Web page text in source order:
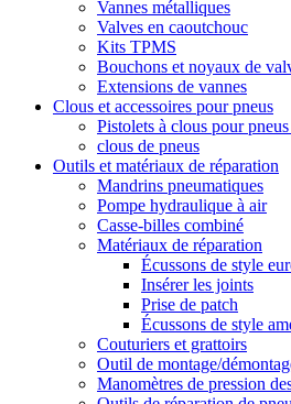
Vannes métalliques
Valves en caoutchouc
Kits TPMS
Bouchons et noyaux de
Extensions de vannes
Clous et accessoires pour pneus
Pistolets à clous pour
clous de pneus
Outils et matériaux de réparation
Mandrins pneumatiques
Pompe hydraulique à air
Casse-billes combiné
Matériaux de réparation
Écussons de style
Insérer les joints
Prise de patch
Écussons de style
Couturiers et grattoirs
Outil de montage/
Manomètres de pression